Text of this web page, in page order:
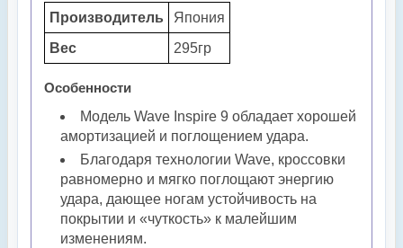
Производитель
Япония
Вес
295гр
Особенности
Модель Wave Inspire 9 обладает хорошей
амортизацией и поглощением удара.
Благодаря технологии Wave, кроссовки
равномерно и мягко поглощают энергию
удара, дающее ногам устойчивость на
покрытии и «чуткость» к малейшим
изменениям.